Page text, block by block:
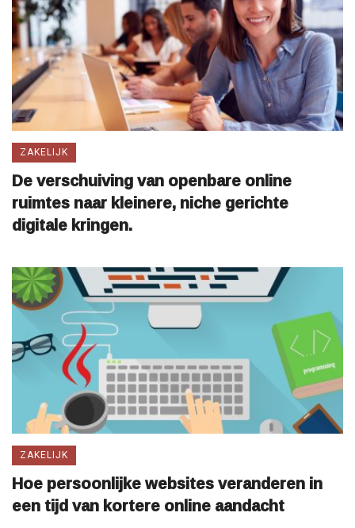
ZAKELIJK
De verschuiving van openbare online
ruimtes naar kleinere, niche gerichte
digitale kringen.
ZAKELIJK
Hoe persoonlijke websites veranderen in
een tijd van kortere online aandacht